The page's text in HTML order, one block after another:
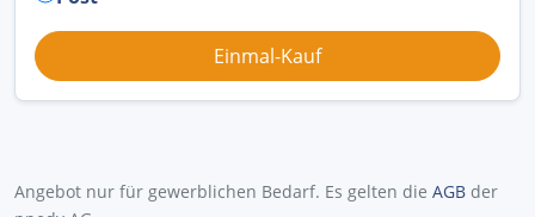
Angebot nur für gewerblichen Bedarf. Es gelten die AGB der